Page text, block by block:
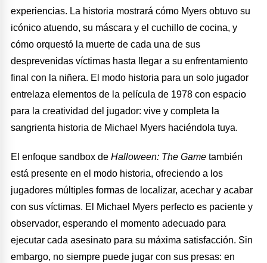
experiencias. La historia mostrará cómo Myers obtuvo su
icónico atuendo, su máscara y el cuchillo de cocina, y
cómo orquestó la muerte de cada una de sus
desprevenidas víctimas hasta llegar a su enfrentamiento
final con la niñera. El modo historia para un solo jugador
entrelaza elementos de la película de 1978 con espacio
para la creatividad del jugador: vive y completa la
sangrienta historia de Michael Myers haciéndola tuya.
El enfoque sandbox deHalloween: The Game también
está presente en el modo historia, ofreciendo a los
jugadores múltiples formas de localizar, acechar y acabar
con sus víctimas. El Michael Myers perfecto es paciente y
observador, esperando el momento adecuado para
ejecutar cada asesinato para su máxima satisfacción. Sin
embargo, no siempre puede jugar con sus presas: en